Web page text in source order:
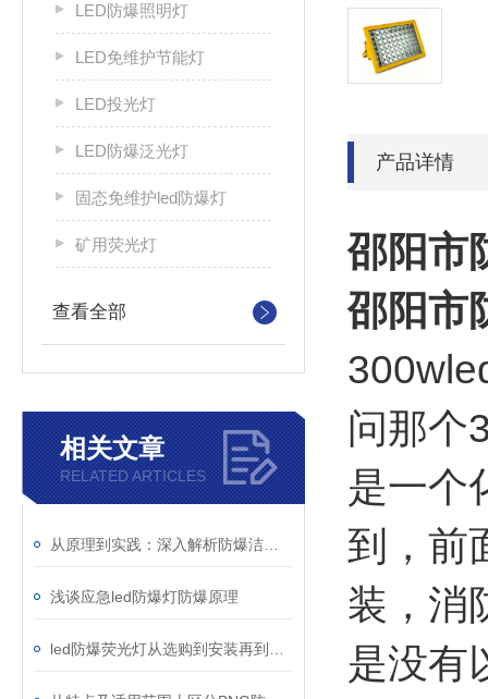
LED防爆照明灯
LED免维护节能灯
LED投光灯
LED防爆泛光灯
固态免维护led防爆灯
矿用荧光灯
查看全部
相关文章
RELATED ARTICLES
浅谈应急led防爆灯防爆原理
产品详情
邵阳市
邵阳市
问那个
是一个
到，前
装，消
是没有